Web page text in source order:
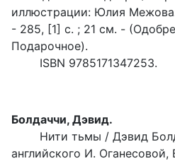
иллюстрации: Юлия
- 285, [1] с. ; 21 см. -
Подарочное).
ISBN 9785171347253.
Болдаччи, Дэвид.
Нити тьмы / Дэвид
английского И.